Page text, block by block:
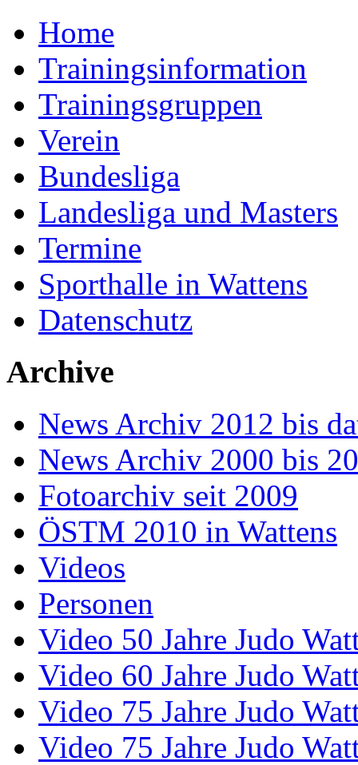
Home
Trainingsinformation
Trainingsgruppen
Verein
Bundesliga
Landesliga und Masters
Termine
Sporthalle in Wattens
Datenschutz
Archive
News Archiv 2012 bis
News Archiv 2000 bis
Fotoarchiv seit 2009
ÖSTM 2010 in Wattens
Videos
Personen
Video 50 Jahre Judo
Video 60 Jahre Judo
Video 75 Jahre Judo
Video 75 Jahre Judo